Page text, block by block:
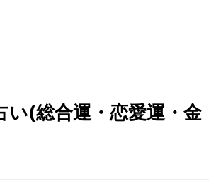
い(総合運・恋愛運・金